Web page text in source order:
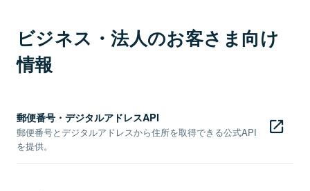
ビジネス・法人のお客さま向け
情報
郵便番号・デジタルアドレスAPI
郵便番号とデジタルアドレスから住所を取得できる公式API
を提供。